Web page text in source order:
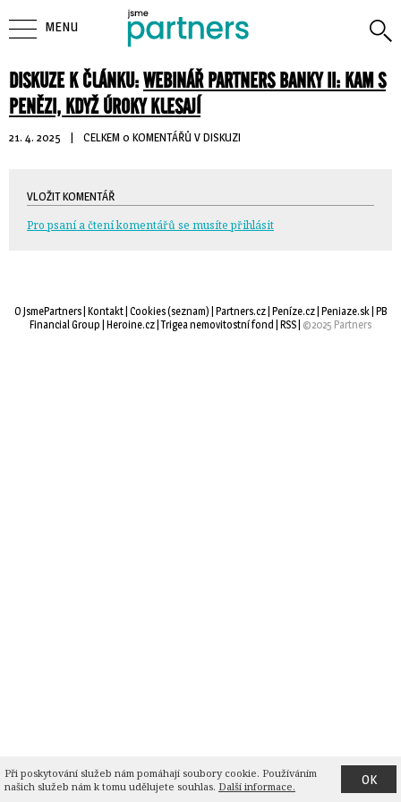
DISKUZE K ČLÁNKU:WEBINÁŘ PARTNERS BANKY II: KAM S
PENĚZI, KDYŽ ÚROKY KLESAJÍ
21. 4. 2025 | CELKEM 0 KOMENTÁŘŮ V DISKUZI
VLOŽIT KOMENTÁŘ
Pro psaní a čtení komentářů se musíte přihlásit
MENU
O JsmePartners| Kontakt| Cookies(seznam) | Partners.cz| Peníze.cz| Peniaze.sk| PB
Financial Group | Heroine.cz| Trigea nemovitostní fond | RSS| ©2025 Partners
Při poskytování služeb nám pomáhají soubory cookie. Používáním
našich služeb nám k tomu udělujete souhlas. Další informace. OK